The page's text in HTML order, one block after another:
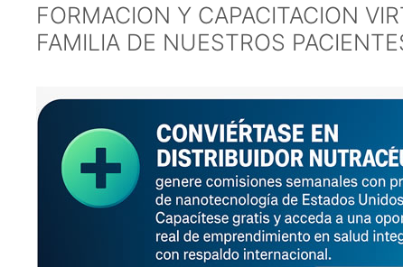
FORMACION Y CAPACITACION
FAMILIA DE NUESTROS